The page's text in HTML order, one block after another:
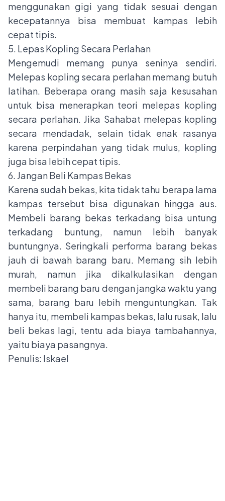
menggunakan gigi yang tidak sesuai dengan
kecepatannya bisa membuat kampas lebih
cepat tipis.
5. Lepas Kopling Secara Perlahan
Mengemudi memang punya seninya sendiri.
Melepas kopling secara perlahan memang butuh
latihan. Beberapa orang masih saja kesusahan
untuk bisa menerapkan teori melepas kopling
secara perlahan. Jika Sahabat melepas kopling
secara mendadak, selain tidak enak rasanya
karena perpindahan yang tidak mulus, kopling
juga bisa lebih cepat tipis.
6. Jangan Beli Kampas Bekas
Karena sudah bekas, kita tidak tahu berapa lama
kampas tersebut bisa digunakan hingga aus.
Membeli barang bekas terkadang bisa untung
terkadang buntung, namun lebih banyak
buntungnya. Seringkali performa barang bekas
jauh di bawah barang baru. Memang sih lebih
murah, namun jika dikalkulasikan dengan
membeli barang baru dengan jangka waktu yang
sama, barang baru lebih menguntungkan. Tak
hanya itu, membeli kampas bekas, lalu rusak, lalu
beli bekas lagi, tentu ada biaya tambahannya,
yaitu biaya pasangnya.
Penulis: Iskael